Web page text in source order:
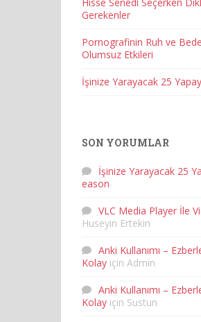
Gerekenler
Pornografinin Ruh ve
Olumsuz Etkileri
İşinize Yarayacak 25
SON YORUMLAR
İşinize Yarayacak 25
eason
VLC Media Player İle
Huseyin Ertekin
Anki Kullanımı –
Kolay için Admin
Anki Kullanımı –
Kolay için Sustun